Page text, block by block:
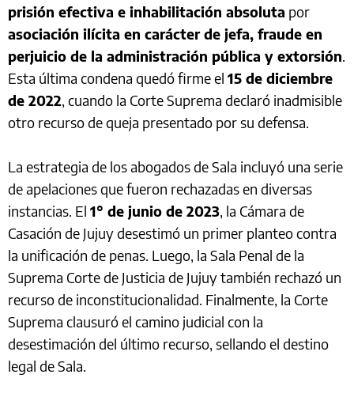
prisión efectiva e inhabilitación absoluta por
asociación ilícita en carácter de jefa, fraude en
perjuicio de la administración pública y extorsión.
Esta última condena quedó firme el 15 de diciembre
de 2022, cuando la Corte Suprema declaró inadmisible
otro recurso de queja presentado por su defensa.
La estrategia de los abogados de Sala incluyó una serie
de apelaciones que fueron rechazadas en diversas
instancias. El 1° de junio de 2023, la Cámara de
Casación de Jujuy desestimó un primer planteo contra
la unificación de penas. Luego, la Sala Penal de la
Suprema Corte de Justicia de Jujuy también rechazó un
recurso de inconstitucionalidad. Finalmente, la Corte
Suprema clausuró el camino judicial con la
desestimación del último recurso, sellando el destino
legal de Sala.